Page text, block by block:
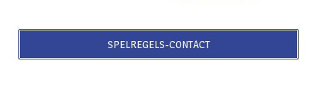
SPELREGELS-CONTACT